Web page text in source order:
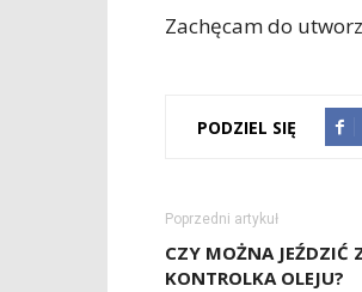
Zachęcam do
PODZIEL SIĘ
Poprzedni artykuł
CZY MOŻNA JEŹDZIĆ
KONTROLKA OLEJU?